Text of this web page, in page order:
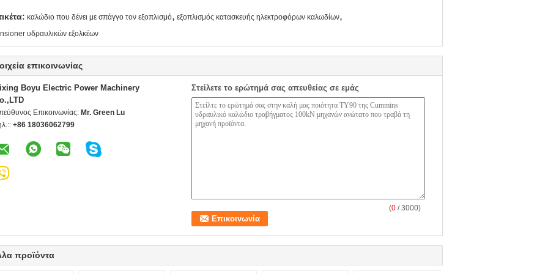
καλώδιο που δένει με σπάγγο τον εξοπλισμό, εξοπλισμός κατασκευής ηλεκτροφόρων καλωδίων,
υδραυλικών εξολκέων
επικοινωνίας
Boyu Electric Power Machinery
Επικοινωνίας: Mr. Green Lu
+86 18036062799
Στείλετε το ερώτημά σας απευθείας σε εμάς
(0 / 3000)
προϊόντα